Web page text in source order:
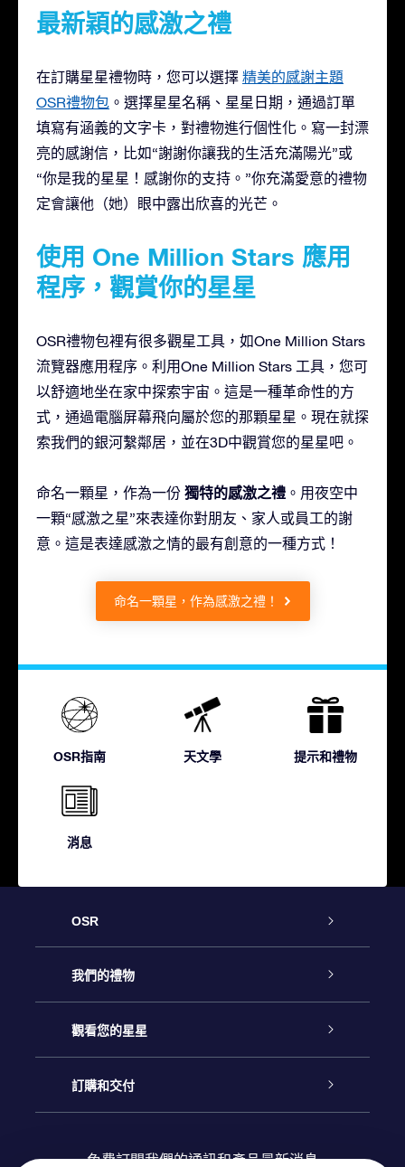
最新穎的感激之禮
在訂購星星禮物時，您可以選擇 精美的感謝主題
OSR禮物包 。選擇星星名稱、星星日期，通過訂單
填寫有涵義的文字卡，對禮物進行個性化。寫一封漂
亮的感謝信，比如“謝謝你讓我的生活充滿陽光”或
“你是我的星星！感謝你的支持。”你充滿愛意的禮物
定會讓他（她）眼中露出欣喜的光芒。
使用 One Million Stars 應用
程序，觀賞你的星星
OSR禮物包裡有很多觀星工具，如One Million Stars
流覽器應用程序。利用One Million Stars 工具，您可
以舒適地坐在家中探索宇宙。這是一種革命性的方
式，通過電腦屏幕飛向屬於您的那顆星星。現在就探
索我們的銀河繫鄰居，並在3D中觀賞您的星星吧。
命名一顆星，作為一份 獨特的感激之禮 。用夜空中
一顆“感激之星”來表達你對朋友、家人或員工的謝
意。這是表達感激之情的最有創意的一種方式！
命名一顆星，作為感激之禮！
OSR指南 天文學 提示和禮物
消息
OSR
客戶服務
聯繫我們
博客
我們的禮物
Online Star禮物
OSR禮物包
觀看您的星星
星星注册
訂購和交付
免費訂閱我們的通訊和產品最新消息